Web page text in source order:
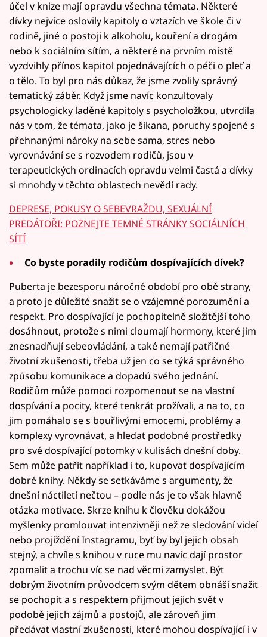
účel v knize mají opravdu všechna témata. Některé
dívky nejvíce oslovily kapitoly o vztazích ve škole či v
rodině, jiné o postoji k alkoholu, kouření a drogám
nebo k sociálním sítím, a některé na prvním místě
vyzdvihly přínos kapitol pojednávajících o péči o pleť a
o tělo. To byl pro nás důkaz, že jsme zvolily správný
tematický záběr. Když jsme navíc konzultovaly
psychologicky laděné kapitoly s psycholožkou, utvrdila
nás v tom, že témata, jako je šikana, poruchy spojené s
přehnanými nároky na sebe sama, stres nebo
vyrovnávání se s rozvodem rodičů, jsou v
terapeutických ordinacích opravdu velmi častá a dívky
si mnohdy v těchto oblastech nevědí rady.
DEPRESE, POKUSY O SEBEVRAŽDU, SEXUÁLNÍ
PREDÁTOŘI: POZNEJTE TEMNÉ STRÁNKY SOCIÁLNÍCH
SÍTÍ
Co byste poradily rodičům dospívajících dívek?
Puberta je bezesporu náročné období pro obě strany,
a proto je důležité snažit se o vzájemné porozumění a
respekt. Pro dospívající je pochopitelně složitější toho
dosáhnout, protože s nimi cloumají hormony, které jim
znesnadňují sebeovládání, a také nemají patřičné
životní zkušenosti, třeba už jen co se týká správného
způsobu komunikace a dopadů svého jednání.
Rodičům může pomoci rozpomenout se na vlastní
dospívání a pocity, které tenkrát prožívali, a na to, co
jim pomáhalo se s bouřlivými emocemi, problémy a
komplexy vyrovnávat, a hledat podobné prostředky
pro své dospívající potomky v kulisách dnešní doby.
Sem může patřit například i to, kupovat dospívajícím
dobré knihy. Někdy se setkáváme s argumenty, že
dnešní náctiletí nečtou – podle nás je to však hlavně
otázka motivace. Skrze knihu k člověku dokážou
myšlenky promlouvat intenzivněji než ze sledování videí
nebo projíždění Instagramu, byť by byl jejich obsah
stejný, a chvíle s knihou v ruce mu navíc dají prostor
zpomalit a trochu víc se nad věcmi zamyslet. Být
dobrým životním průvodcem svým dětem obnáší snažit
se pochopit a s respektem přijmout jejich svět v
podobě jejich zájmů a postojů, ale zároveň jim
předávat vlastní zkušenosti, které mohou dospívající i v